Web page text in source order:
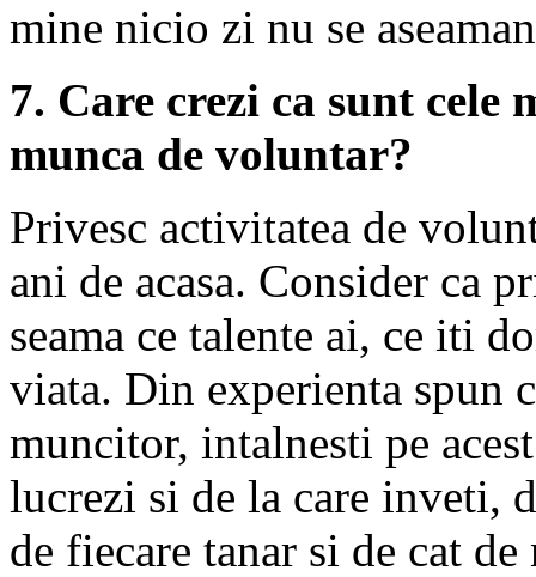
mine nicio zi nu se
7. Care crezi ca sunt
munca de voluntar?
Privesc activitatea de
ani de acasa. Consider ca
seama ce talente ai, ce iti
viata. Din experienta spun
muncitor, intalnesti pe
lucrezi si de la care inveti,
de fiecare tanar si de cat